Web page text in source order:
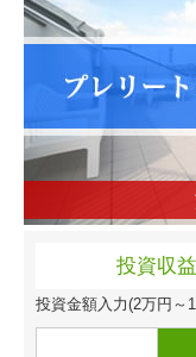
投資収
投資金額入力(2万円～